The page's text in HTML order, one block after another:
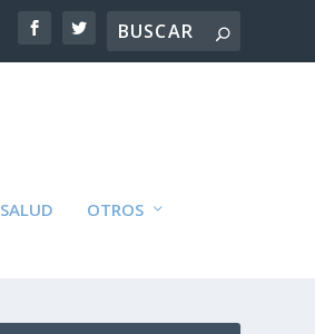
SALUD OTROS